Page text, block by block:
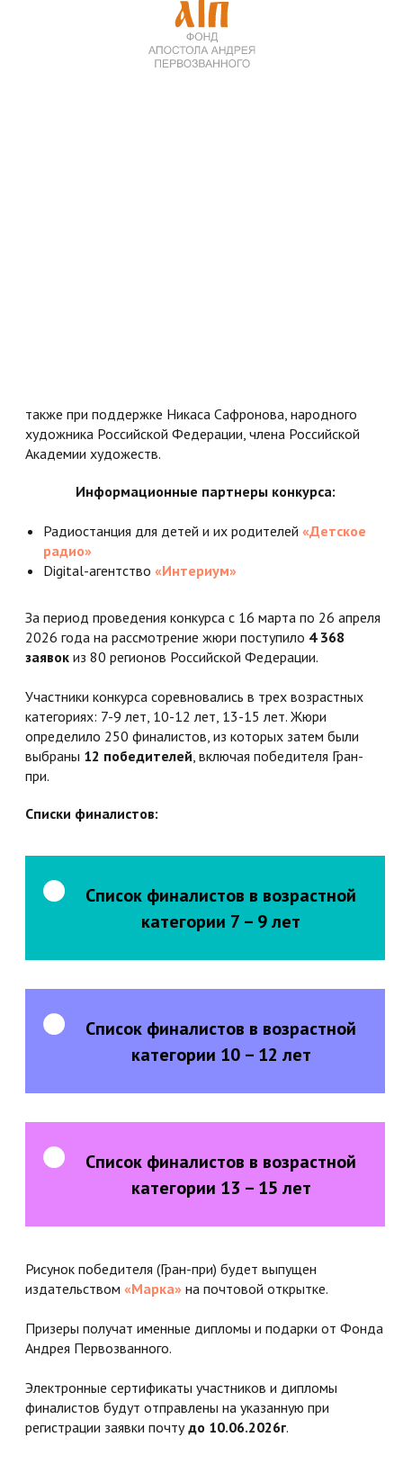
также при поддержке Никаса Сафронова, народного
художника Российской Федерации, члена Российской
Академии художеств.
Информационные партнеры конкурса:
Радиостанция для детей и их родителей «Детское
радио»
Digital-агентство «Интериум»
За период проведения конкурса с 16 марта по 26 апреля
2026 года на рассмотрение жюри поступило 4 368
заявок из 80 регионов Российской Федерации.
Участники конкурса соревновались в трех возрастных
категориях: 7-9 лет, 10-12 лет, 13-15 лет. Жюри
определило 250 финалистов, из которых затем были
выбраны 12 победителей , включая победителя Гран-
при.
Списки финалистов:
Список финалистов в возрастной
категории 7 – 9 лет
Список финалистов в возрастной
категории 10 – 12 лет
Список финалистов в возрастной
категории 13 – 15 лет
Рисунок победителя (Гран-при) будет выпущен
издательством «Марка» на почтовой открытке.
Призеры получат именные дипломы и подарки от Фонда
Андрея Первозванного.
Электронные сертификаты участников и дипломы
финалистов будут отправлены на указанную при
регистрации заявки почтудо 10.06.2026г.